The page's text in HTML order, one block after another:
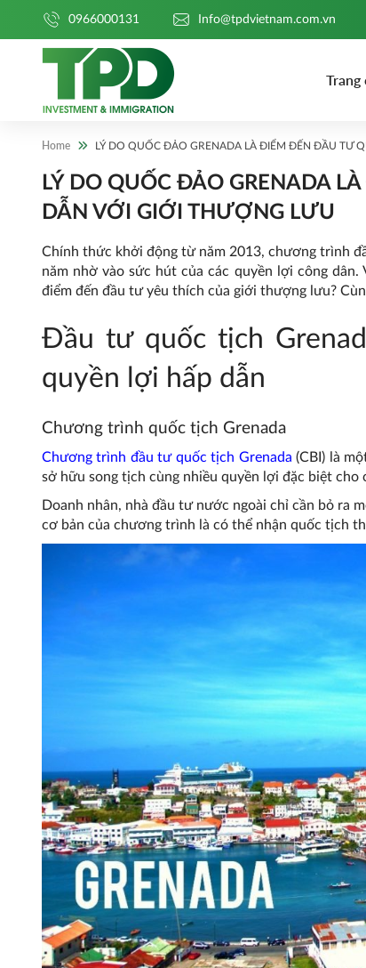
0966000131 Info@tpdvietnam.com.vn
Trang
Home LÝ DO QUỐC ĐẢO GRENADA LÀ ĐIỂM ĐẾN ĐẦU TƯ
LÝ DO QUỐC ĐẢO GRENADA
DẪN VỚI GIỚI THƯỢNG LƯU
Chính thức khởi động từ năm 2013, chương trình
năm nhờ vào sức hút của các quyền lợi công
điểm đến đầu tư yêu thích của giới thượng lưu?
Đầu tư quốc tịch
quyền lợi hấp dẫn
Chương trình quốc tịch Grenada
Chương trình đầu tư quốc tịch Grenada (CBI) là
sở hữu song tịch cùng nhiều quyền lợi đặc biệt cho
Doanh nhân, nhà đầu tư nước ngoài chỉ cần bỏ ra
cơ bản của chương trình là có thể nhận quốc tịch